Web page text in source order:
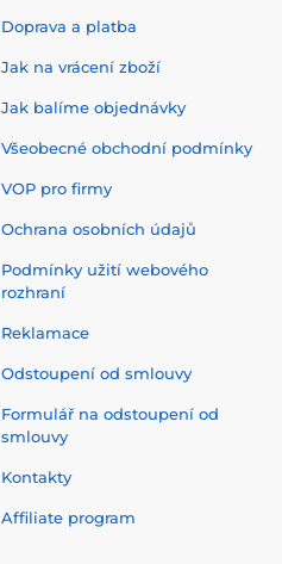
Doprava a platba
Jak na vrácení zboží
Jak balíme objednávky
Všeobecné obchodní podmínky
VOP pro firmy
Ochrana osobních údajů
Podmínky užití webového
rozhraní
Reklamace
Odstoupení od smlouvy
Formulář na odstoupení od
smlouvy
Kontakty
Affiliate program